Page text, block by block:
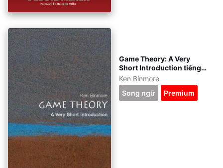
Game Theory: A Very
Short Introduction tiếng
Việt - kèm file gốc tiếng
Anh - eBook ePub, azw3,
pdf
Ken Binmore
Song ngữ
Premium